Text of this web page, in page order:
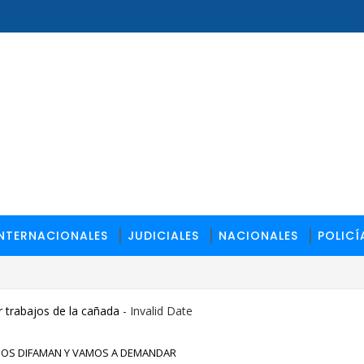
JUDICIALES NACIONALES
trabajos de la cañada - Invalid Date
DIFAMAN Y VAMOS A DEMANDAR